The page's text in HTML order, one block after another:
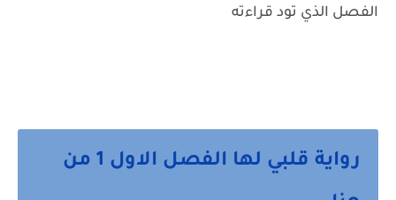
الفصل الذي تود قراءته
رواية قلبي لها الفصل الاول 1 من